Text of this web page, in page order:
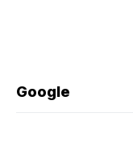
Google